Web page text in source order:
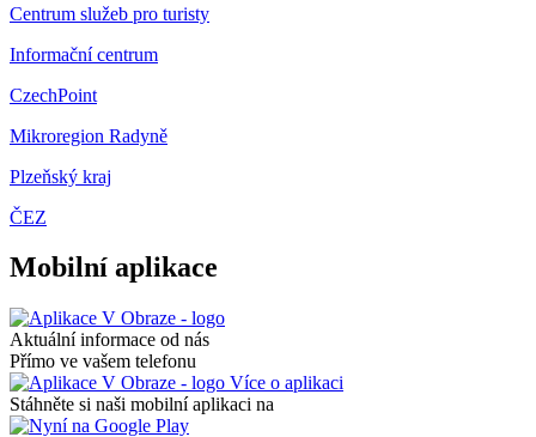
Centrum služeb pro turisty
Informační centrum
CzechPoint
Mikroregion Radyně
Plzeňský kraj
ČEZ
Mobilní aplikace
Aktuální informace od nás
Přímo ve vašem telefonu
Více o aplikaci
Stáhněte si naši mobilní aplikaci na